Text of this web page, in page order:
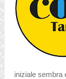
iniziale sembra